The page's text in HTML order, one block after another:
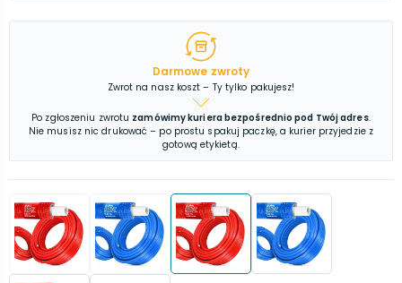
Darmowe zwroty
Zwrot na nasz koszt – Ty tylko pakujesz!
Po zgłoszeniu zwrotu zamówimy kuriera bezpośrednio pod Twój adres.
Nie musisz nic drukować – po prostu spakuj paczkę, a kurier przyjedzie z
gotową etykietą.